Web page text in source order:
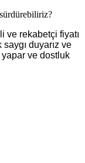
ve rekabetçi fiyatı
duyarız ve
ve dostluk